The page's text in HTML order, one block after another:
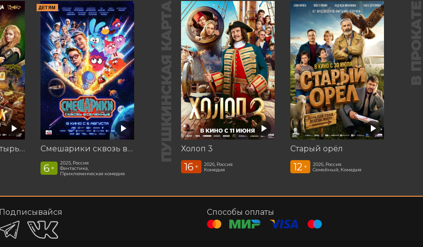
Последний богатырь. Колобок
ДЕТЯМ
Смешарики сквозь вселенные
6 +
2025, Россия
Фантастика,
Приключенческая комедия
ПУШКИНСКАЯ КАРТА Холоп 3
16 +
2026, Россия
Комедия
Старый орёл
12 +
2026, Россия
Семейный, Комедия
В
Подписывайся Способы оплаты